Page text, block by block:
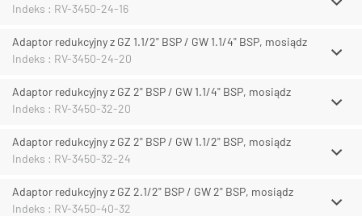
Indeks : RV-3450-24-16
Adaptor redukcyjny z GZ 1.1/2" BSP / GW 1.1/4" BSP, mosiądz
Indeks : RV-3450-24-20
Adaptor redukcyjny z GZ 2" BSP / GW 1.1/4" BSP, mosiądz
Indeks : RV-3450-32-20
Adaptor redukcyjny z GZ 2" BSP / GW 1.1/2" BSP, mosiądz
Indeks : RV-3450-32-24
Adaptor redukcyjny z GZ 2.1/2" BSP / GW 2" BSP, mosiądz
Indeks : RV-3450-40-32